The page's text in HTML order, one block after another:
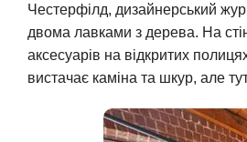
Честерфілд, дизайнерський
двома лавками з дерева. На
аксесуарів на відкритих
вистачає каміна та шкур, але